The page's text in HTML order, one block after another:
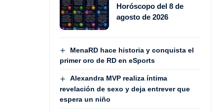
Horóscopo del 8 de
agosto de 2026
MenaRD hace historia y conquista el
primer oro de RD en eSports
Alexandra MVP realiza íntima
revelación de sexo y deja entrever que
espera un niño